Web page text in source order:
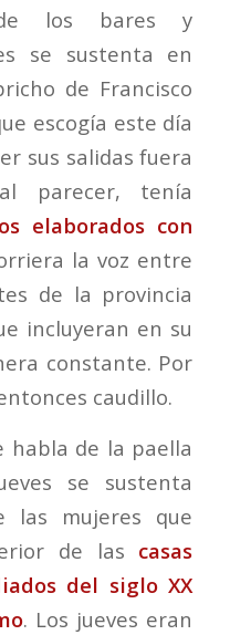
los bares y
se sustenta en
de Francisco
escogía este día
sus salidas fuera
parecer, tenía
elaborados con
la voz entre
de la provincia
incluyeran en su
constante. Por
caudillo.
habla de la paella
se sustenta
las mujeres que
de las casas
del siglo XX
. Los jueves eran